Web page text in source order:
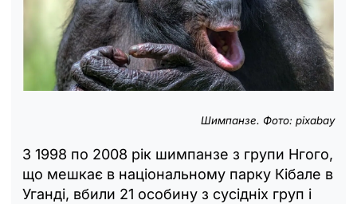
Шимпанзе. Фото: pixabay
З 1998 по 2008 рік шимпанзе з групи Нгого,
що мешкає в національному парку Кібале в
Уганді, вбили 21 особину з сусідніх груп і